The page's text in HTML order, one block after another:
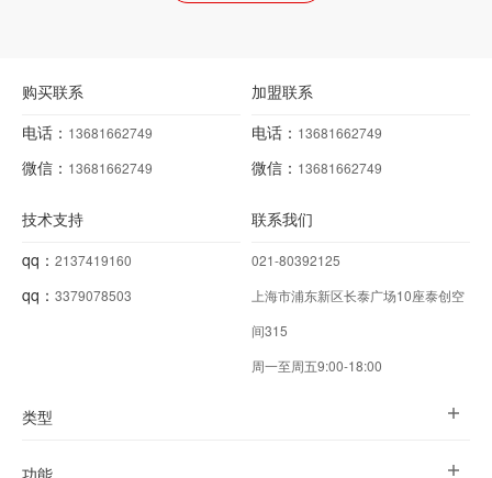
购买联系
电话： 13681662749
微信： 13681662749
加盟联系
电话： 13681662749
微信： 13681662749
技术支持
qq： 2137419160
qq： 3379078503
联系我们
021-80392125
上海市浦东新区长泰广场10座泰创空
间315
周一至周五9:00-18:00
类型
功能